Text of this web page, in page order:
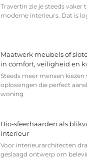
Travertin zie je steeds vaker
moderne interieurs. Dat is
Maatwerk meubels of
in comfort, veiligheid en
Steeds meer mensen kiezen
oplossingen die perfect
woning
Bio-sfeerhaarden als
interieur
Voor interieurarchitecten
geslaagd ontwerp om